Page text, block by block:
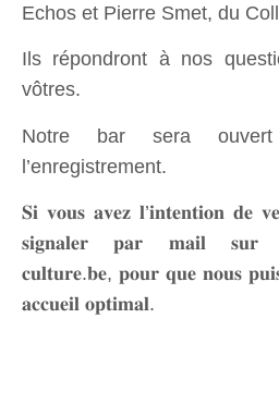
Echos et Pierre Smet, du
Ils répondront à nos
vôtres.
Notre bar sera
l’enregistrement.
𝐒𝐢 𝐯𝐨𝐮𝐬 𝐚𝐯𝐞𝐳 𝐥’𝐢𝐧𝐭𝐞𝐧𝐭𝐢𝐨𝐧 𝐝𝐞
𝐬𝐢𝐠𝐧𝐚𝐥𝐞𝐫 𝐩𝐚𝐫 𝐦𝐚𝐢𝐥 𝐬𝐮𝐫
𝐜𝐮𝐥𝐭𝐮𝐫𝐞.𝐛𝐞, 𝐩𝐨𝐮𝐫 𝐪𝐮𝐞 𝐧𝐨𝐮𝐬
𝐚𝐜𝐜𝐮𝐞𝐢𝐥 𝐨𝐩𝐭𝐢𝐦𝐚𝐥.